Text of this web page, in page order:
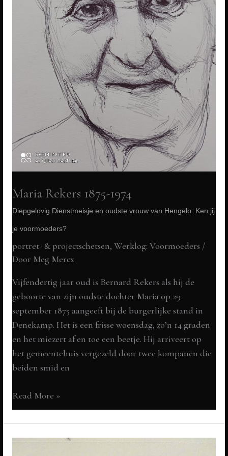
voormoeders?
Maria Rekers 1875-1974
Diepgelovig Dienstmeisje en oudste vrouw van Hengelo: Ken jij
je voormoeders?
portret- & projectschetsen,Werklog: Voormoeders /
Door Meg Mercx
Vijfendertig jaar oud is Bernard Rekers als hij de
geboorte van zijn oudste dochter Maria op 29
september 1875 aangeeft bij de burgerlijke stand in
Denekamp. Het is een frisse woensdag, zo’n 14 graden
en het miezert af en toe een beetje. Hij arriveert op
het gemeentehuis vergezeld door twee kompanen die
beiden smid en
Maria
Rekers
1875-
1974
Read More »